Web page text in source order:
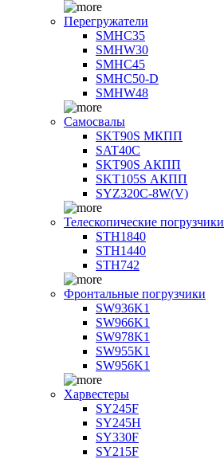
Перегружатели
SMHC35
SMHW30
SMHC45
SMHC50-D
SMHW48
Самосвалы
SKT90S МКПП
SAT40C
SKT90S АКПП
SKT105S АКПП
SYZ320C-8W(V)
Телескопические погрузчики
STH1840
STH1440
STH742
Фронтальные погрузчики
SW936K1
SW966K1
SW978K1
SW955K1
SW956K1
Харвестеры
SY245F
SY245H
SY330F
SY215F